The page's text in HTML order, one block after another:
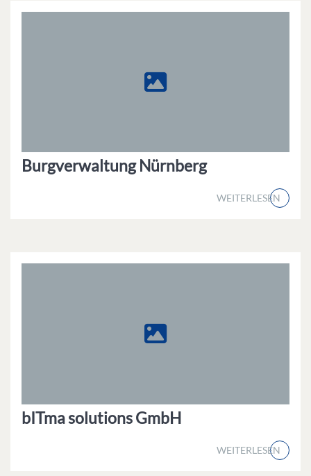
Burgverwaltung Nürnberg
WEITERLESEN
bITma solutions GmbH
WEITERLESEN